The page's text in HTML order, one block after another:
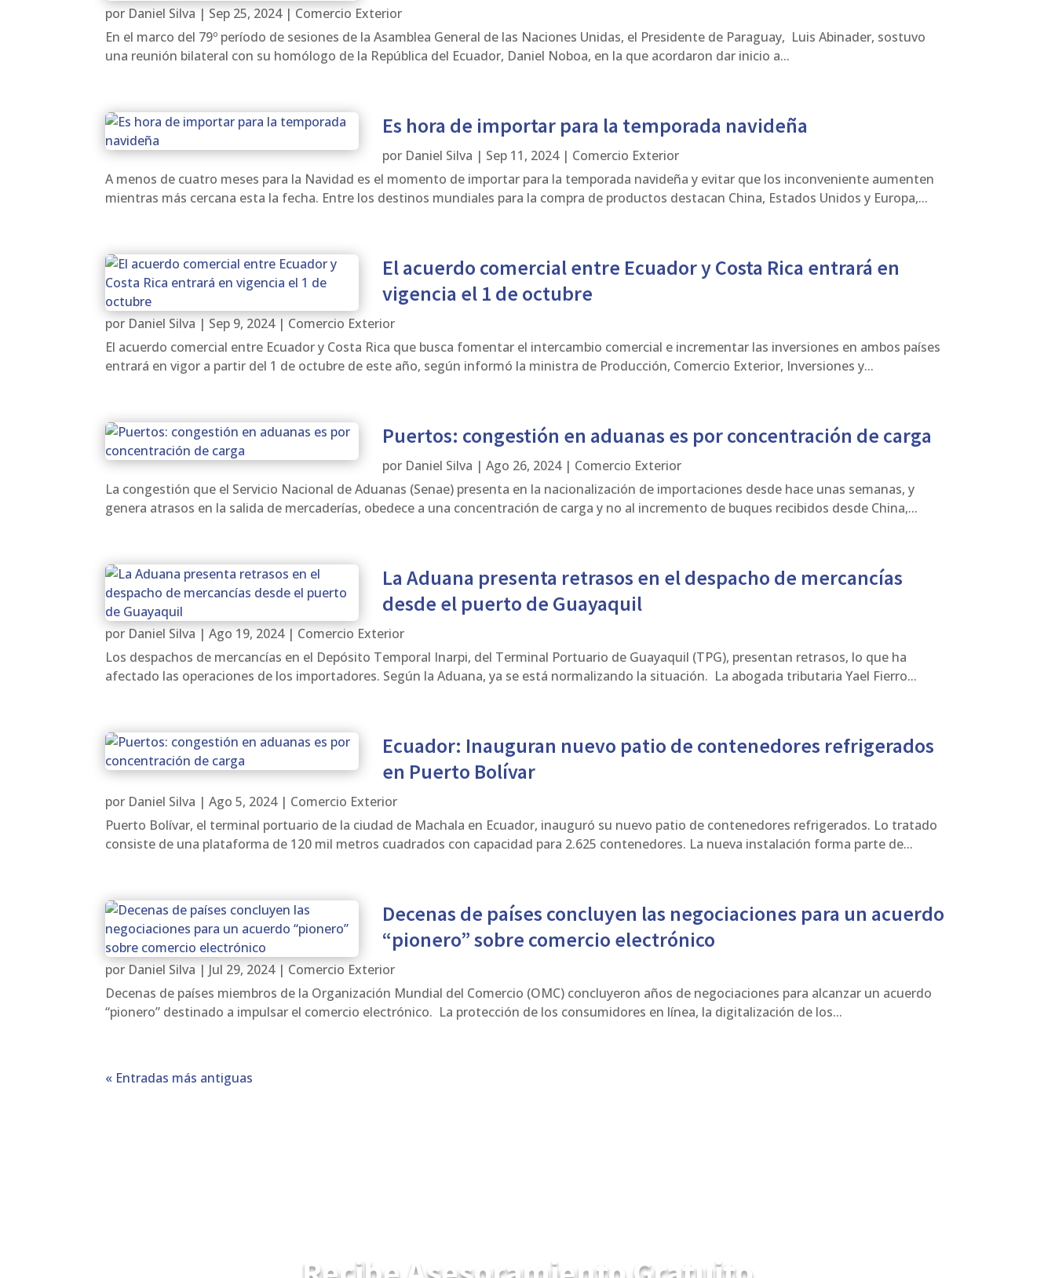
por Daniel Silva | Sep 25, 2024| Comercio Exterior
En el marco del 79º período de sesiones de la Asamblea General de las Naciones Unidas, el Presidente de Paraguay, Luis Abinader, sostuvo
una reunión bilateral con su homólogo de la República del Ecuador, Daniel Noboa, en la que acordaron dar inicio a...
Es hora de importar para la temporada navideña
por Daniel Silva | Sep 11, 2024| Comercio Exterior
A menos de cuatro meses para la Navidad es el momento de importar para la temporada navideña y evitar que los inconveniente aumenten
mientras más cercana esta la fecha. Entre los destinos mundiales para la compra de productos destacan China, Estados Unidos y Europa,...
El acuerdo comercial entre Ecuador y Costa Rica entrará en
vigencia el 1 de octubre
por Daniel Silva | Sep 9, 2024| Comercio Exterior
El acuerdo comercial entre Ecuador y Costa Rica que busca fomentar el intercambio comercial e incrementar las inversiones en ambos países
entrará en vigor a partir del 1 de octubre de este año, según informó la ministra de Producción, Comercio Exterior, Inversiones y...
Puertos: congestión en aduanas es por concentración de carga
por Daniel Silva | Ago 26, 2024| Comercio Exterior
La congestión que el Servicio Nacional de Aduanas (Senae) presenta en la nacionalización de importaciones desde hace unas semanas, y
genera atrasos en la salida de mercaderías, obedece a una concentración de carga y no al incremento de buques recibidos desde China,...
La Aduana presenta retrasos en el despacho de mercancías
desde el puerto de Guayaquil
por Daniel Silva |Ago 19, 2024| Comercio Exterior
Los despachos de mercancías en el Depósito Temporal Inarpi, del Terminal Portuario de Guayaquil (TPG), presentan retrasos, lo que ha
afectado las operaciones de los importadores. Según la Aduana, ya se está normalizando la situación. La abogada tributaria Yael Fierro...
Ecuador: Inauguran nuevo patio de contenedores refrigerados
en Puerto Bolívar
por Daniel Silva |Ago 5, 2024| Comercio Exterior
Puerto Bolívar, el terminal portuario de la ciudad de Machala en Ecuador, inauguró su nuevo patio de contenedores refrigerados. Lo tratado
consiste de una plataforma de 120 mil metros cuadrados con capacidad para 2.625 contenedores. La nueva instalación forma parte de...
Decenas de países concluyen las negociaciones para un acuerdo
“pionero” sobre comercio electrónico
por Daniel Silva | Jul 29, 2024| Comercio Exterior
Decenas de países miembros de la Organización Mundial del Comercio (OMC) concluyeron años de negociaciones para alcanzar un acuerdo
“pionero” destinado a impulsar el comercio electrónico. La protección de los consumidores en línea, la digitalización de los...
« Entradas más antiguas